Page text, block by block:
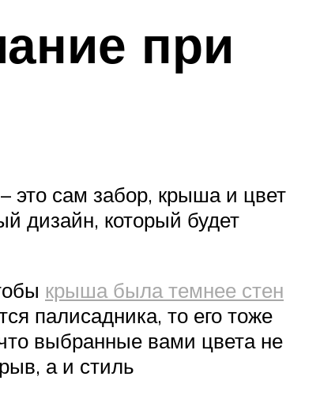
при
это сам забор, крыша и цвет
дизайн, который будет
крыша была темнее стен
палисадника, то его тоже
выбранные вами цвета не
а и стиль